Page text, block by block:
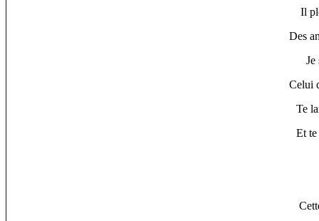
Il
Des
Je
Celui
Te
Et te